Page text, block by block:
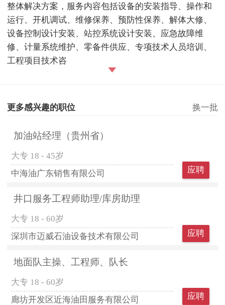
整体解决方案，服务内容包括设备的安装指导、操作和
运行、开机调试、维修保养、预防性保养、解体大修、
设备控制设计安装、站控系统设计安装、应急故障维
修、计量系统维护、零备件供应、专项技术人员培训、
工程项目技术咨
更多感兴趣的职位 换一批
加油站经理（贵州省）
大专 18 - 45岁
中海油广东销售有限公司
应聘
井口服务工程师助理/库房助理
大专 18 - 60岁
深圳市迈威石油设备技术有限公司
应聘
地面队主操、工程师、队长
大专 18 - 60岁
廊坊开发区近海油田服务有限公司
应聘